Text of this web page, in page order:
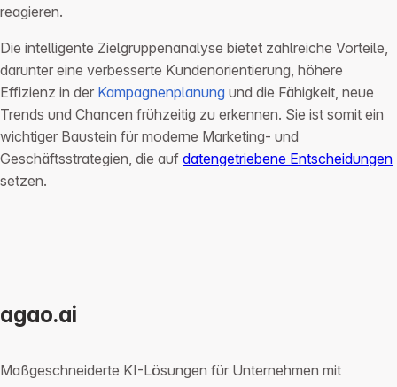
reagieren.
Die intelligente Zielgruppenanalyse bietet zahlreiche Vorteile,
darunter eine verbesserte Kundenorientierung, höhere
Effizienz in der Kampagnenplanung und die Fähigkeit, neue
Trends und Chancen frühzeitig zu erkennen. Sie ist somit ein
wichtiger Baustein für moderne Marketing- und
Geschäftsstrategien, die auf datengetriebene Entscheidungen
setzen.
agao.ai
Maßgeschneiderte KI-Lösungen für Unternehmen mit